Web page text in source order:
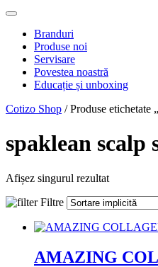
Branduri
Produse noi
Servisare
Povestea noastră
Educație și unboxing
Cotizo Shop / Produse etichetate
spaklean scalp
Afișez singurul rezultat
Filtre
AMAZING